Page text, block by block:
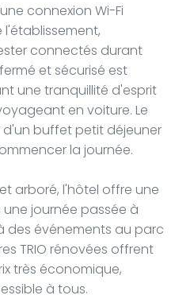
connexion Wi-Fi
connectés durant
et sécurisé est
une tranquillité d'esprit
en voiture. Le
buffet petit déjeuner
la journée.
arboré, l'hôtel offre une
journée passée à
des événements au parc
TRIO rénovées offrent
très économique,
à tous.